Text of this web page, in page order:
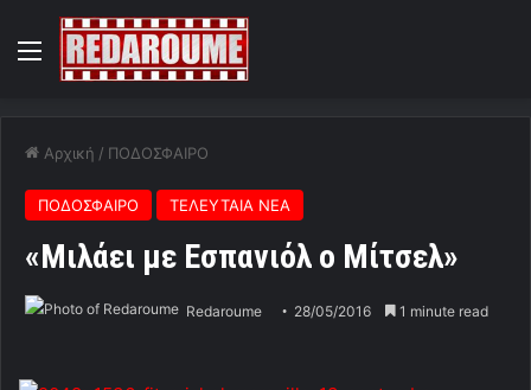
Menu
Αρχική / ΠΟΔΟΣΦΑΙΡΟ
ΠΟΔΟΣΦΑΙΡΟ ΤΕΛΕΥΤΑΙΑ ΝΕΑ
«Μιλάει με Εσπανιόλ ο Μίτσελ»
Redaroume 28/05/2016 1 minute read